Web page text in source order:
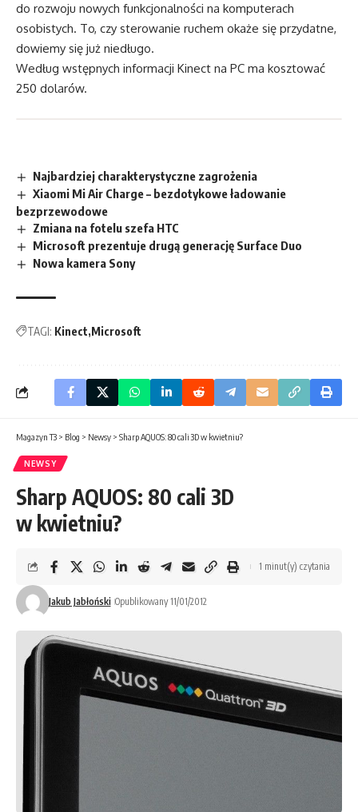
do rozwoju nowych funkcjonalności na komputerach
osobistych. To, czy sterowanie ruchem okaże się przydatne,
dowiemy się już niedługo.
Według wstępnych informacji Kinect na PC ma kosztować
250 dolarów.
Najbardziej charakterystyczne zagrożenia
Xiaomi Mi Air Charge – bezdotykowe ładowanie
bezprzewodowe
Zmiana na fotelu szefa HTC
Microsoft prezentuje drugą generację Surface Duo
Nowa kamera Sony
TAGI: Kinect Microsoft
Magazyn T3 > Blog > Newsy > Sharp AQUOS: 80 cali 3D w kwietniu?
NEWSY
Sharp AQUOS: 80 cali 3D
w kwietniu?
Jakub Jabłoński Opublikowany 11/01/2012
1 minut(y) czytania